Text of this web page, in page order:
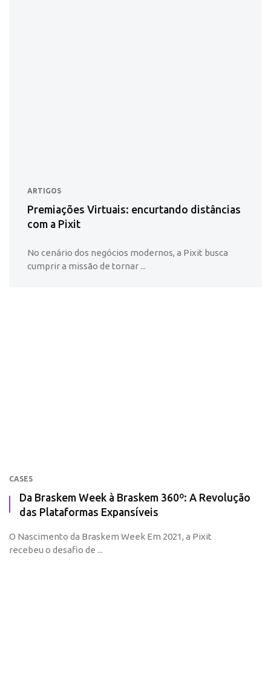
ARTIGOS
Premiações Virtuais: encurtando distâncias
com a Pixit
No cenário dos negócios modernos, a Pixit busca
cumprir a missão de tornar ...
CASES
Da Braskem Week à Braskem 360º: A Revolução
das Plataformas Expansíveis
O Nascimento da Braskem Week Em 2021, a Pixit
recebeu o desafio de ...